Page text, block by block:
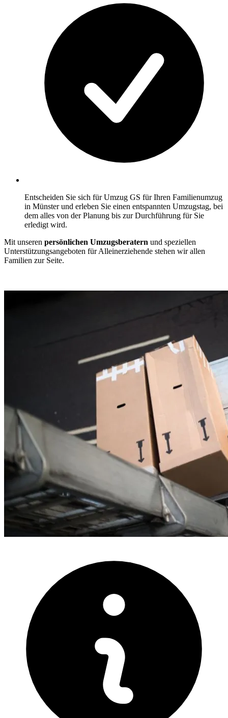
Entscheiden Sie sich für Umzug GS für Ihren Familienumzug
in Münster und erleben Sie einen entspannten Umzugstag, bei
dem alles von der Planung bis zur Durchführung für Sie
erledigt wird.
Mit unseren persönlichen Umzugsberatern und speziellen
Unterstützungsangeboten für Alleinerziehende stehen wir allen
Familien zur Seite.